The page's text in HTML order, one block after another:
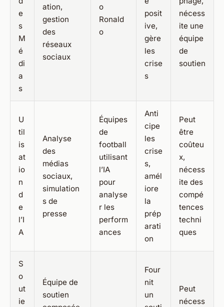
e
s
M
é
di
a
s
ation,
gestion
des
réseaux
sociaux
o
Ronald
o
posit
ive,
gère
les
crise
s
nécess
ite une
équipe
de
soutien
U
til
is
at
io
n
d
e
l’I
A
Analyse
des
médias
sociaux,
simulation
s de
presse
Équipes
de
football
utilisant
l’IA
pour
analyse
r les
perform
ances
Anti
cipe
les
crise
s,
amél
iore
la
prép
arati
on
Peut
être
coûteu
x,
nécess
ite des
compé
tences
techni
ques
S
o
ut
ie
Équipe de
soutien
Four
nit
un
Peut
nécess